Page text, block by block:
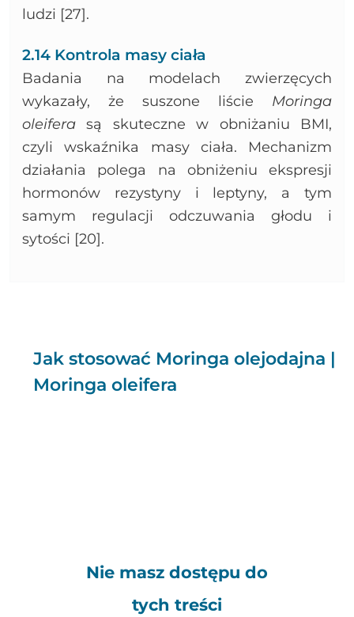
ludzi [27].
2.14 Kontrola masy ciała
Badania na modelach zwierzęcych
wykazały, że suszone liście Moringa
oleifera są skuteczne w obniżaniu BMI,
czyli wskaźnika masy ciała. Mechanizm
działania polega na obniżeniu ekspresji
hormonów rezystyny i leptyny, a tym
samym regulacji odczuwania głodu i
sytości [20].
Jak stosować Moringa olejodajna |
Moringa oleifera
Nie masz dostępu do
tych treści